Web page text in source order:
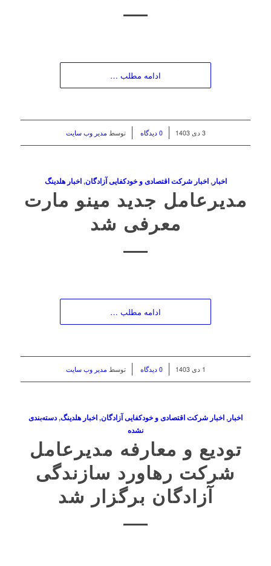
ادامه مطلب …
3 دی 1403 0 دیدگاه توسط مدیر وب سایت
اخبار,اخبار شرکت اقتصادی و خودکفایی آزادگان,اخبار هلدینگ
مدیرعامل جدید مینو مارت
معرفی شد
ادامه مطلب …
1 دی 1403 0 دیدگاه توسط مدیر وب سایت
اخبار,اخبار شرکت اقتصادی و خودکفایی آزادگان,اخبار هلدینگ,دسته‌بندی
نشده
تودیع و معارفه مدیرعامل
شرکت رهاورد سازندگی
آزادگان برگزار شد